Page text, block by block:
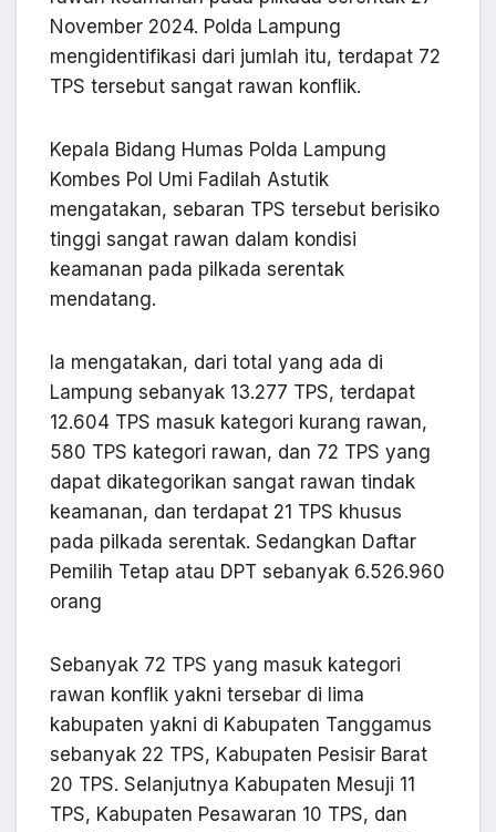
November 2024. Polda Lampung
mengidentifikasi dari jumlah itu, terdapat 72
TPS tersebut sangat rawan konflik.
Kepala Bidang Humas Polda Lampung
Kombes Pol Umi Fadilah Astutik
mengatakan, sebaran TPS tersebut berisiko
tinggi sangat rawan dalam kondisi
keamanan pada pilkada serentak
mendatang.
Ia mengatakan, dari total yang ada di
Lampung sebanyak 13.277 TPS, terdapat
12.604 TPS masuk kategori kurang rawan,
580 TPS kategori rawan, dan 72 TPS yang
dapat dikategorikan sangat rawan tindak
keamanan, dan terdapat 21 TPS khusus
pada pilkada serentak. Sedangkan Daftar
Pemilih Tetap atau DPT sebanyak 6.526.960
orang
Sebanyak 72 TPS yang masuk kategori
rawan konflik yakni tersebar di lima
kabupaten yakni di Kabupaten Tanggamus
sebanyak 22 TPS, Kabupaten Pesisir Barat
20 TPS. Selanjutnya Kabupaten Mesuji 11
TPS, Kabupaten Pesawaran 10 TPS, dan